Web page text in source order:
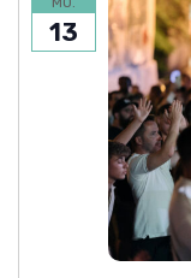
13